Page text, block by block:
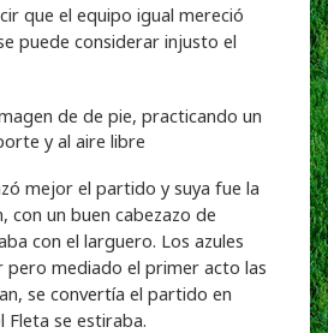
que el equipo igual mereció
puede considerar injusto el
mejor el partido y suya fue la
con un buen cabezazo de
con el larguero. Los azules
pero mediado el primer acto las
se convertía el partido en
Fleta se estiraba.